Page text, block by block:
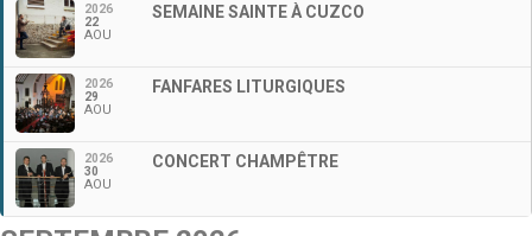
2026
22
AOU
SEMAINE SAINTE À CUZCO
2026
29
AOU
FANFARES LITURGIQUES
2026
30
AOU
CONCERT CHAMPÊTRE